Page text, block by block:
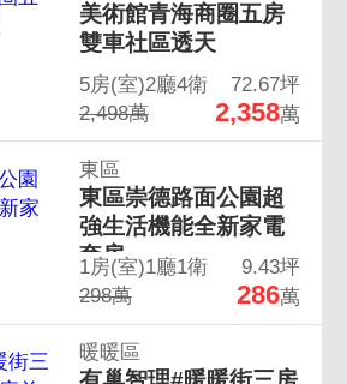
美術館青海商圈五房
雙車社區透天
5房(室)2廳4衛
72.67坪
2,498萬
2,358萬
東區
東區崇德路面公園超
強生活機能全新家電
套房
1房(室)1廳1衛
9.43坪
298萬
286萬
暖暖區